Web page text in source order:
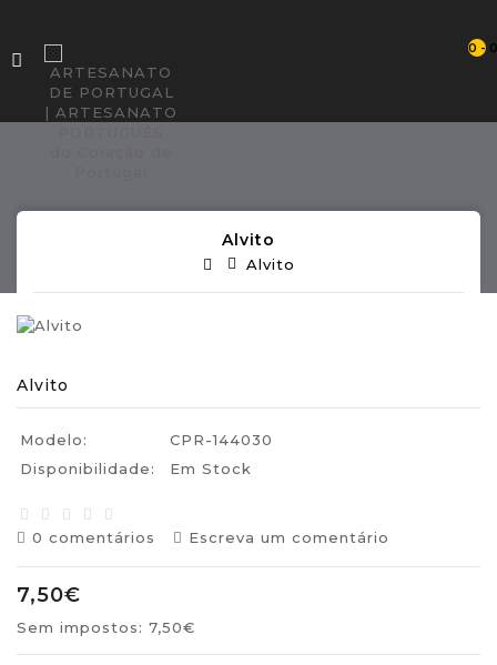
0 -
Alvito
Alvito
Alvito
Modelo:
CPR-144030
Disponibilidade:
Em Stock
0 comentários Escreva um comentário
7,50€
Sem impostos: 7,50€